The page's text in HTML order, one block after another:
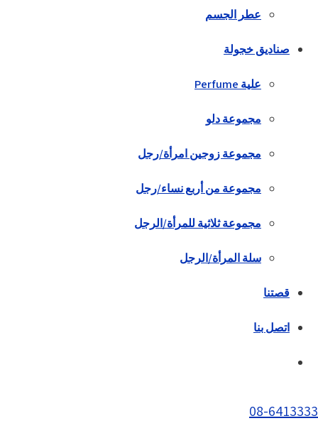
عطر الجسم
صناديق خجولة
علية Perfume
مجموعة دلو
مجموعة زوجين امرأة/رجل
مجموعة من أربع نساء/رجل
مجموعة ثلاثية للمرأة/الرجل
سلة المرأة/الرجل
قصتنا
اتصل بنا
08-6413333